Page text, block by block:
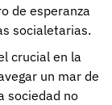
de esperanza
socialetarias.
crucial en la
un mar de
sociedad no